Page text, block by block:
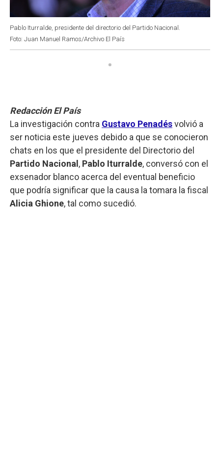
Pablo Iturralde, presidente del directorio del Partido Nacional.
Foto: Juan Manuel Ramos/Archivo El País
Redacción El País
La investigación contra Gustavo Penadésvolvió a
ser noticia este jueves debido a que se conocieron
chats en los que el presidente del Directorio del
Partido Nacional , Pablo Iturralde, conversó con el
exsenador blanco acerca del eventual beneficio
que podría significar que la causa la tomara la fiscal
Alicia Ghione, tal como sucedió.